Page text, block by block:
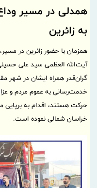
همدلی در مسیر
به زائرین
همزمان با حضور زائرین در
آیت‌الله العظمی سید علی
گران‌قدر همراه ایشان در
خدمت‌رسانی به عموم مردم و
حرکت هستند، اقدام به
خراسان شمالی نموده است.